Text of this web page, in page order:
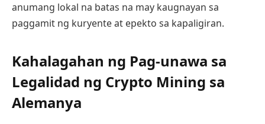
anumang lokal na batas na may kaugnayan sa
paggamit ng kuryente at epekto sa kapaligiran.
Kahalagahan ng Pag-unawa sa
Legalidad ng Crypto Mining sa
Alemanya